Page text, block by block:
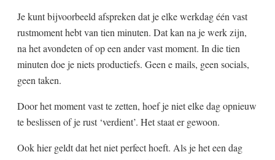
Je kunt bijvoorbeeld afspreken dat je elke werkdag één vast
rustmoment hebt van tien minuten. Dat kan na je werk zijn,
na het avondeten of op een ander vast moment. In die tien
minuten doe je niets productiefs. Geen e mails, geen socials,
geen taken.
Door het moment vast te zetten, hoef je niet elke dag opnieuw
te beslissen of je rust ‘verdient’. Het staat er gewoon.
Ook hier geldt dat het niet perfect hoeft. Als je het een dag